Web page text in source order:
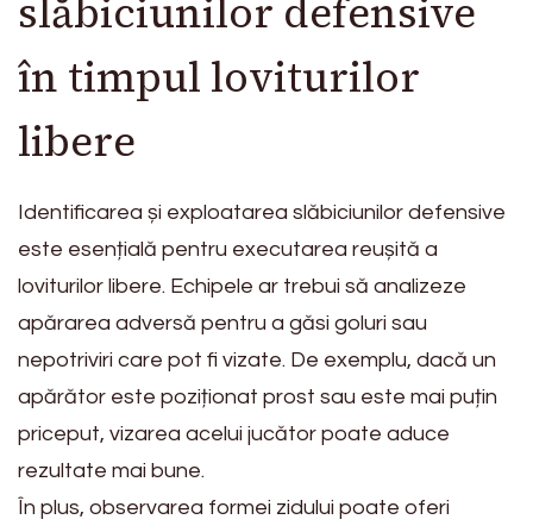
slăbiciunilor defensive
în timpul loviturilor
libere
Identificarea și exploatarea slăbiciunilor defensive
este esențială pentru executarea reușită a
loviturilor libere. Echipele ar trebui să analizeze
apărarea adversă pentru a găsi goluri sau
nepotriviri care pot fi vizate. De exemplu, dacă un
apărător este poziționat prost sau este mai puțin
priceput, vizarea acelui jucător poate aduce
rezultate mai bune.
În plus, observarea formei zidului poate oferi